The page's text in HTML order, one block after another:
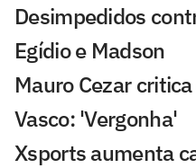
Desimpedidos
Egídio e Madson
Mauro Cezar
Vasco: 'Vergonha'
Xsports aumenta